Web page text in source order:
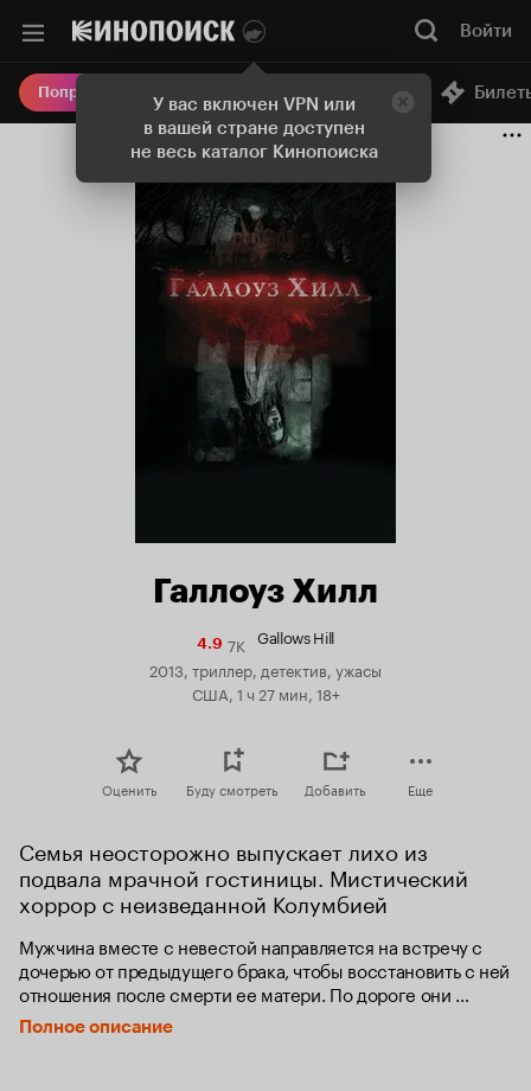
У вас включен VPN или
в вашей стране доступен
не весь каталог Кинопоиска
Войти
Попробовать Плюс Онлайн-кинотеатр
Галлоуз Хилл
4.9Рейтинг
7K Gallows Hill
2013, триллер, детектив, ужасы
США, 1 ч 27 мин, 18+
Оценить Буду смотреть Добавить Еще
Семья неосторожно выпускает лихо из
подвала мрачной гостиницы. Мистический
хоррор с неизведанной Колумбией
Мужчина вместе с невестой направляется на встречу с
дочерью от предыдущего брака, чтобы восстановить с ней
отношения после смерти ее матери. По дороге они
попадают в автомобильную аварию и останавливаются
отдохнуть в гостинице, расположенной весьма удаленно
Полное описание